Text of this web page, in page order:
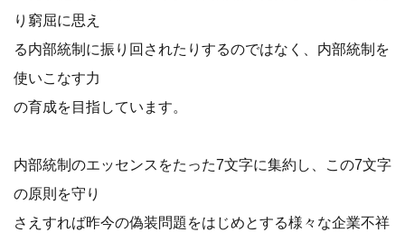
り窮屈に思え
る内部統制に振り回されたりするのではなく、内部統制を
使いこなす力
の育成を目指しています。
内部統制のエッセンスをたった7文字に集約し、この7文字
の原則を守り
さえすれば昨今の偽装問題をはじめとする様々な企業不祥